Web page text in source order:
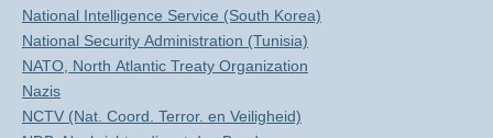
National Intelligence Service (South Korea)
National Security Administration (Tunisia)
NATO, North Atlantic Treaty Organization
Nazis
NCTV (Nat. Coord. Terror. en Veiligheid)